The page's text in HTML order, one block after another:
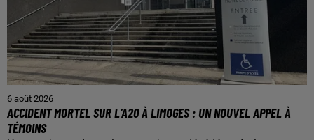
6 août 2026
ACCIDENT MORTEL SUR L’A20 À LIMOGES : UN NOUVEL APPEL À
TÉMOINS